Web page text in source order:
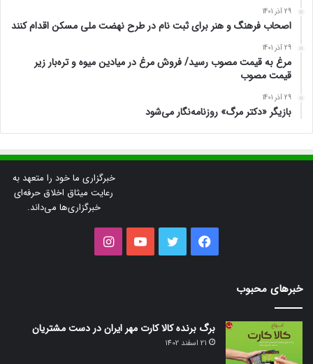
29 آذر 1401
اصحاب فرهنگ و هنر برای ثبت نام در طرح نهضت ملی مسکن اقدام کنند
29 آذر 1401
مرغ به قیمت مصوب رسید/ فروش مرغ در میادین میوه و تره‌بار زیر
قیمت مصوب
29 آذر 1401
بازیگر «دکتر مرگ» روزنامه‌نگار می‌شود
خبرگزاری ما خود را متعهد به
رعایت میثاق اخلاق حرفه‌ای
خبرگزاری‌ها می‌داند.
فیس
توییتر یوتیوب
خبرهای محبوب
برگ برنده کالا کارت مهر ایران در دست مشتریان
21 اسفند 1402